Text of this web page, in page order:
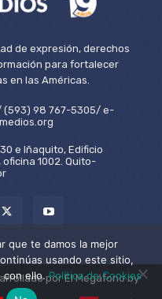
de expresión, derechos
para fortalecer
en las Américas.
(593) 98 767-5305/ e-
e Iñaquito, Edificio
oficina 1002. Quito-
por El Megáfono by
que te damos la mejor
usando este sitio,
con ello.Política de Cookies